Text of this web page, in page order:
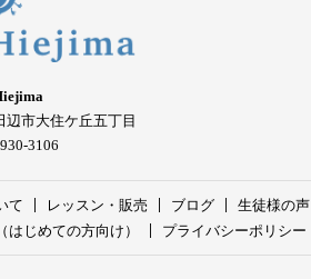
辺市大住ケ丘五丁目
3106
て レッスン・販売 ブログ 生徒様の声
じめての方向け）
プライバシーポリシー